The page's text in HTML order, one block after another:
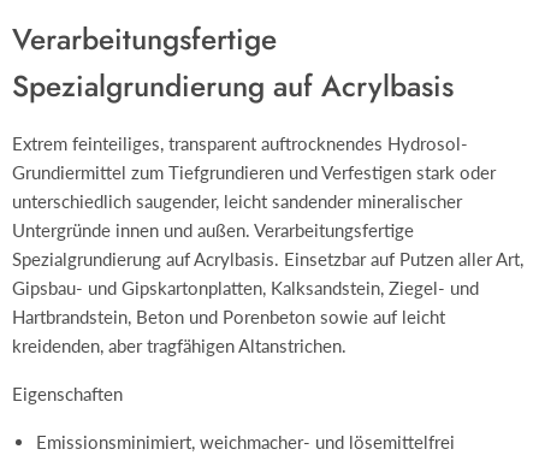
Verarbeitungsfertige
Spezialgrundierung auf Acrylbasis
Extrem feinteiliges, transparent auftrocknendes Hydrosol-
Grundiermittel zum Tiefgrundieren und Verfestigen stark oder
unterschiedlich saugender, leicht sandender mineralischer
Untergründe innen und außen. Verarbeitungsfertige
Spezialgrundierung auf Acrylbasis. Einsetzbar auf Putzen aller Art,
Gipsbau- und Gipskartonplatten, Kalksandstein, Ziegel- und
Hartbrandstein, Beton und Porenbeton sowie auf leicht
kreidenden, aber tragfähigen Altanstrichen.
Eigenschaften
Emissionsminimiert, weichmacher- und lösemittelfrei